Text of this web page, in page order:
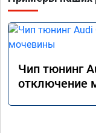
Чип тюнинг
отключение